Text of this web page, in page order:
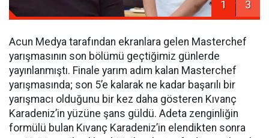
1 3
Acun Medya tarafından ekranlara gelen Masterchef
yarışmasının son bölümü geçtiğimiz günlerde
yayınlanmıştı. Finale yarım adım kalan Masterchef
yarışmasında; son 5’e kalarak ne kadar başarılı bir
yarışmacı olduğunu bir kez daha gösteren Kıvanç
Karadeniz’in yüzüne şans güldü. Adeta zenginliğin
formülü bulan Kıvanç Karadeniz’in elendikten sonra